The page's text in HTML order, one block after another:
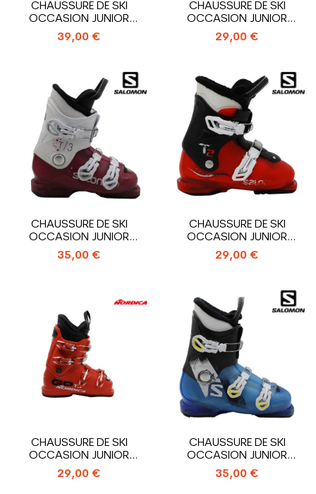
CHAUSSURE DE SKI
OCCASION JUNIOR
ROSSIGNOL COMP J4_4...
39,00 €
CHAUSSURE DE SKI
OCCASION JUNIOR
SALOMON T3_3
CROCHETS
29,00 €
CHAUSSURE DE SKI
OCCASION JUNIOR
SALOMON T3_3
CROCHETS
35,00 €
CHAUSSURE DE SKI
OCCASION JUNIOR
SALOMON T2_2
CROCHETS
29,00 €
CHAUSSURE DE SKI
OCCASION JUNIOR
NORDICA GP TJ_4...
29,00 €
CHAUSSURE DE SKI
OCCASION JUNIOR
SALOMON T3_3
CROCHETS
35,00 €